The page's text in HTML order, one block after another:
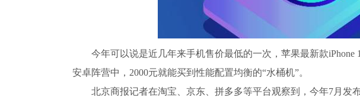
今年可以说是近几年来手机售价最低的一次，苹果最新款iPhone
安卓阵营中，2000元就能买到性能配置均衡的“水桶机”。
北京商报记者在淘宝、京东、拼多多等平台观察到，今年7月发